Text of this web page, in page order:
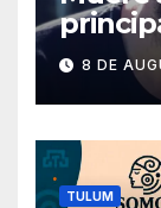
Messi,
8 DE
TULUM